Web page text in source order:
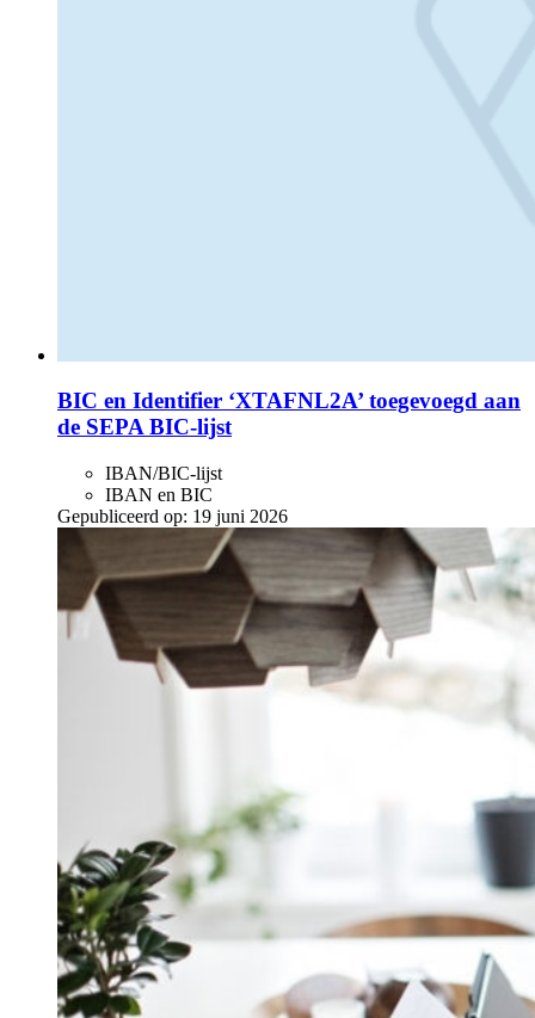
BIC en Identifier ‘XTAFNL2A’ toegevoegd aan
de SEPA BIC-lijst
IBAN/BIC-lijst
IBAN en BIC
Gepubliceerd op: 19 juni 2026